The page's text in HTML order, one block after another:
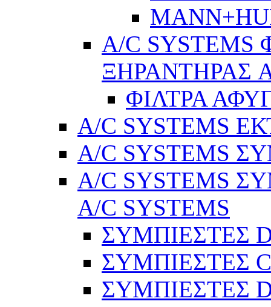
A/C
ΞΗΡΑΝΤΗΡΑΣ
ΦΙΛΤΡΑ
A/C SYSTEMS
A/C SYSTEMS
A/C SYSTEMS
A/C SYSTEMS
ΣΥΜΠΙΕΣΤΕΣ
ΣΥΜΠΙΕΣΤΕΣ
ΣΥΜΠΙΕΣΤΕΣ